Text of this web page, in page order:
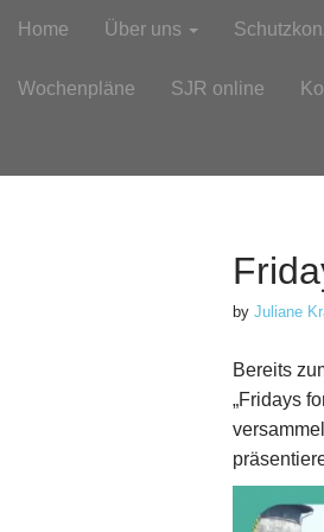
M
e
Home Über uns
Wochenpläne SJR online
by Juliane
Bereits
„Fridays